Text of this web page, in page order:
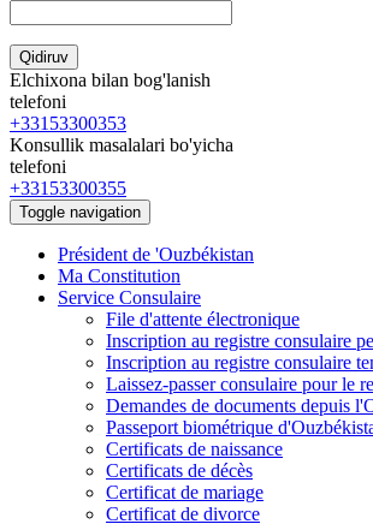
Qidiruv
Elchixona bilan bog'lanish
telefoni
+33153300353
Konsullik masalalari bo'yicha
telefoni
+33153300355
Toggle navigation
Président de 'Ouzbékistan
Ma Constitution
Service Consulaire
File d'attente électronique
Inscription au registre consulaire
Inscription au registre consulaire
Laissez-passer consulaire pour le
Demandes de documents depuis
Passeport biométrique
Certificats de naissance
Certificats de décès
Certificat de mariage
Certificat de divorce